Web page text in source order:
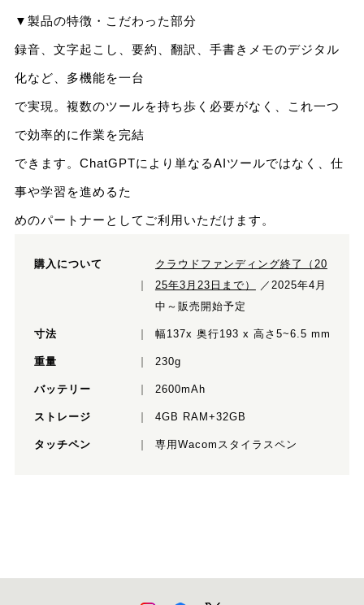
▼製品の特徴・こだわった部分
録音、文字起こし、要約、翻訳、手書きメモのデジタル
化など、多機能を一台
で実現。複数のツールを持ち歩く必要がなく、これ一つ
で効率的に作業を完結
できます。ChatGPTにより単なるAIツールではなく、仕
事や学習を進めるた
めのパートナーとしてご利用いただけます。
購入について
クラウドファンディング終了（20
25年3月23日まで）
／2025年4月
中～販売開始予定
寸法 幅137x 奥行193 x 高さ5~6.5 mm
重量 230g
バッテリー 2600mAh
ストレージ 4GB RAM+32GB
タッチペン 専用Wacomスタイラスペン